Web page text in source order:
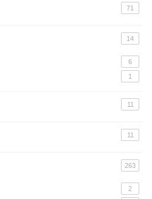
71
14
6
1
11
11
263
2